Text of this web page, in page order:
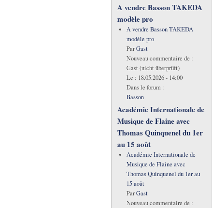
A vendre Basson TAKEDA
modèle pro
A vendre Basson TAKEDA
modèle pro
ParGast
Nouveau commentaire de :
Gast (nicht überprüft)
Le : 18.05.2026 - 14:00
Dans le forum :
Basson
Académie Internationale de
Musique de Flaine avec
Thomas Quinquenel du 1er
au 15 août
Académie Internationale de
Musique de Flaine avec
Thomas Quinquenel du 1er au
15 août
ParGast
Nouveau commentaire de :